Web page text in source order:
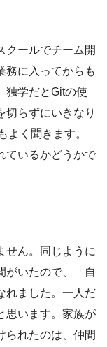
クールでチーム開
務に入ってからも
独学だとGitの使
切らずにいきなり
よく聞きます。
ているかどうかで
せん。同じように
がいたので、「自
れました。一人だ
思います。家族が
られたのは、仲間